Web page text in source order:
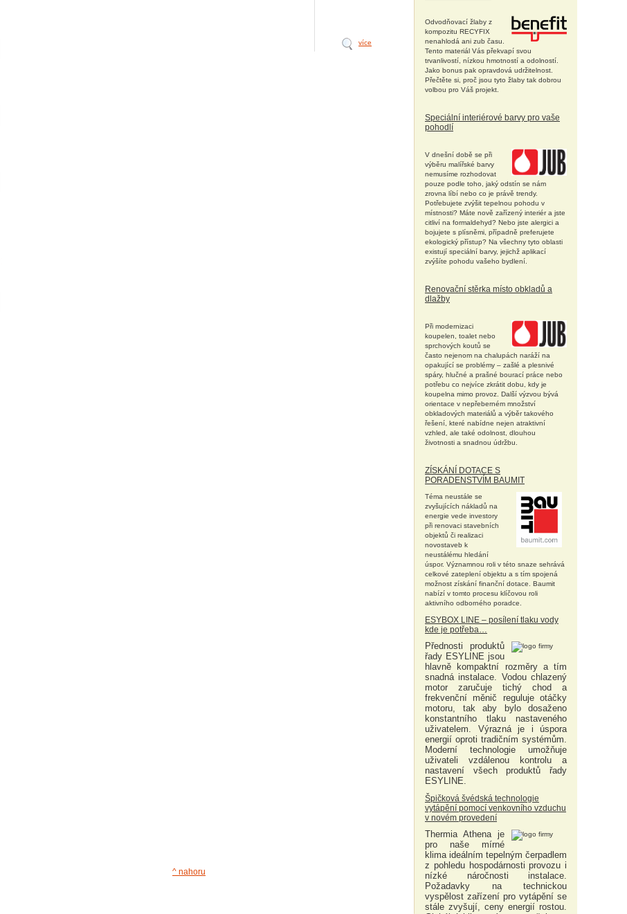
více
^ nahoru
Odvodňovací žlaby z
kompozitu RECYFIX
nenahlodá ani zub času.
Tento materiál Vás překvapí svou
trvanlivostí, nízkou hmotností a odolností.
Jako bonus pak opravdová udržitelnost.
Přečtěte si, proč jsou tyto žlaby tak dobrou
volbou pro Váš projekt.
Speciální interiérové barvy pro vaše
pohodlí
V dnešní době se při
výběru malířské barvy
nemusíme rozhodovat
pouze podle toho, jaký odstín se nám
zrovna líbí nebo co je právě trendy.
Potřebujete zvýšit tepelnou pohodu v
místnosti? Máte nově zařízený interiér a jste
citliví na formaldehyd? Nebo jste alergici a
bojujete s plísněmi, případně preferujete
ekologický přístup? Na všechny tyto oblasti
existují speciální barvy, jejichž aplikací
zvýšíte pohodu vašeho bydlení.
Renovační stěrka místo obkladů a
dlažby
Při modernizaci
koupelen, toalet nebo
sprchových koutů se
často nejenom na chalupách naráží na
opakující se problémy – zašlé a plesnivé
spáry, hlučné a prašné bourací práce nebo
potřebu co nejvíce zkrátit dobu, kdy je
koupelna mimo provoz. Další výzvou bývá
orientace v nepřeberném množství
obkladových materiálů a výběr takového
řešení, které nabídne nejen atraktivní
vzhled, ale také odolnost, dlouhou
životnosti a snadnou údržbu.
ZÍSKÁNÍ DOTACE S
PORADENSTVÍM BAUMIT
Téma neustále se
zvyšujících nákladů na
energie vede investory
při renovaci stavebních
objektů či realizaci
novostaveb k
neustálému hledání
úspor. Významnou roli v této snaze sehrává
celkové zateplení objektu a s tím spojená
možnost získání finanční dotace. Baumit
nabízí v tomto procesu klíčovou roli
aktivního odborného poradce.
ESYBOX LINE – posílení tlaku vody
kde je potřeba…
Přednosti produktů
řady ESYLINE jsou
hlavně kompaktní rozměry a tím
snadná instalace. Vodou chlazený
motor zaručuje tichý chod a
frekvenční měnič reguluje otáčky
motoru, tak aby bylo dosaženo
konstantního tlaku nastaveného
uživatelem. Výrazná je i úspora
energií oproti tradičním systémům.
Moderní technologie umožňuje
uživateli vzdálenou kontrolu a
nastavení všech produktů řady
ESYLINE.
Špičková švédská technologie
vytápění pomocí venkovního vzduchu
v novém provedení
Thermia Athena je
pro naše mírné
klima ideálním tepelným čerpadlem
z pohledu hospodárnosti provozu i
nízké náročnosti instalace.
Požadavky na technickou
vyspělost zařízení pro vytápění se
stále zvyšují, ceny energií rostou.